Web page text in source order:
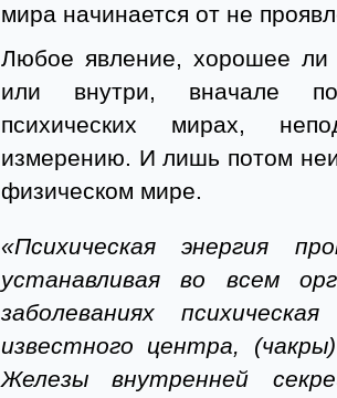
мира начинается от не
Любое явление, хорошее
или внутри, вначале
психических мирах,
измерению. И лишь потом
физическом мире.
«Психическая энергия
устанавливая во всем
заболеваниях
известного центра,
Железы внутренней